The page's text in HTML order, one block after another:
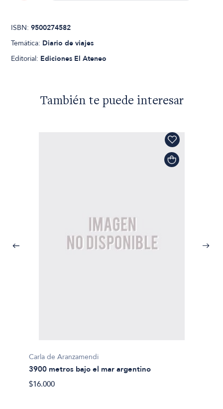
ISBN:9500274582
Temática: Diario de viajes
Editorial: Ediciones El Ateneo
También te puede interesar
Carla de Aranzamendi
3900 metros bajo el mar argentino
$16.000